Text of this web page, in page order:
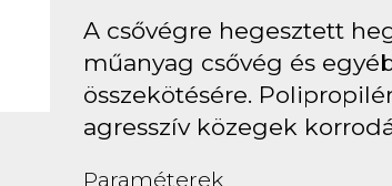
A csővégre hegesztett
műanyag csővég és
összekötésére.
agresszív közegek
Paraméterek